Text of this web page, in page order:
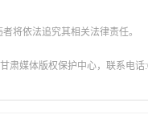
将依法追究其相关法律责任。
肃媒体版权保护中心，联系电话